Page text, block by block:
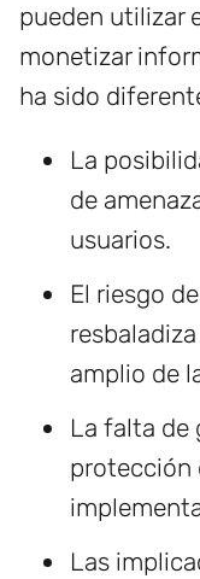
pueden utilizar
monetizar
ha sido
La
de
usuarios.
El riesgo
amplio de
La falta de
protección
Las